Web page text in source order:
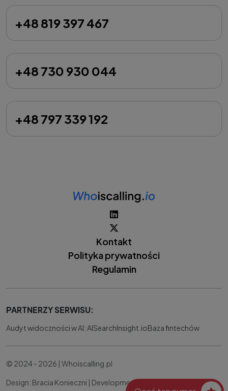
+48 819 397 467
+48 730 930 044
+48 797 339 192
Kontakt
Polityka prywatności
Regulamin
PARTNERZY SERWISU:
Audyt widoczności w AI: AISearchInsight.ioBaza fintechów
© 2024 - 2026 | Whoiscalling.pl
Design: Bracia Konieczni | Development: